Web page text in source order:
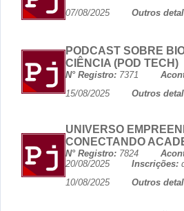
07/08/2025 Outros
PODCAST SOBRE
CIÊNCIA (POD TECH)
N° Registro: 7371
15/08/2025 Outros
UNIVERSO
CONECTANDO
N° Registro: 7824
20/08/2025 Inscrições:
10/08/2025 Outros